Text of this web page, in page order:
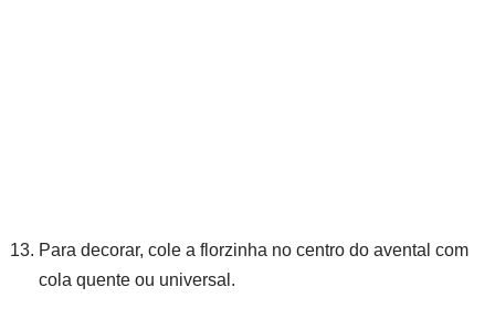
Para decorar, cole a florzinha no centro do avental com
cola quente ou universal.